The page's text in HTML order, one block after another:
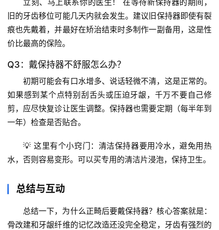
技
前
沿
心
站
辟
真
旧的牙齿移位可能几天内就会发生。建议旧保持器即使有裂
痕也先戴着，并最好在矫治结束时多制作一副备用，这是性
价比最高的保险。
Q3：戴保持器不舒服怎么办？
初期可能会有口水增多、说话轻微不清，这是正常的。
如果感到某个点特别刮舌头或压迫牙龈， 千万不要自己修
剪，应尽快复诊让医生调整。保持器也需要定期（每半年到
一年）检查是否贴合。
💡 这里有个小窍门 ：清洁保持器要用冷水，避免用热
水，否则容易变形。可以买专用的清洁片浸泡，保持卫生。
总结与互动
总结一下， 为什么正畸后要戴保持器？核心答案就是：
骨改建和牙龈纤维的记忆改造还没完全稳定 ，牙齿有强烈的